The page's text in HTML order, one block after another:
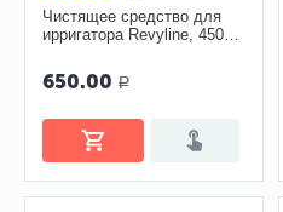
Чистящее средство для
ирригатора Revyline, 450
650.00 Р